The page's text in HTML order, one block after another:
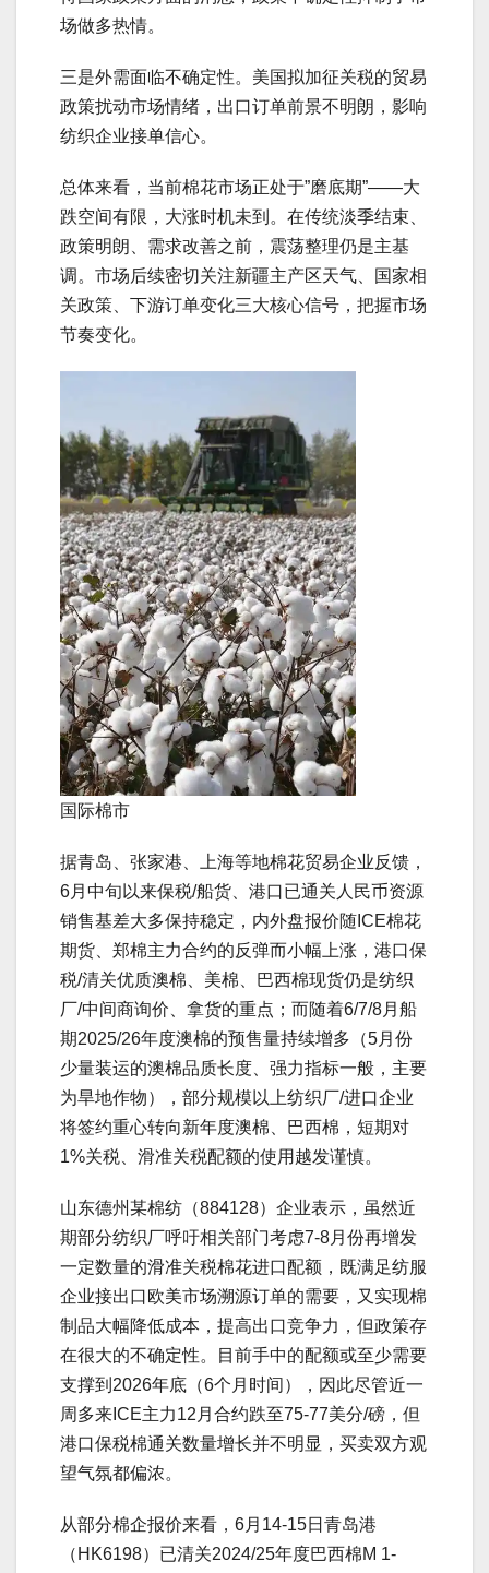
场做多热情。
三是外需面临不确定性。美国拟加征关税的贸易
政策扰动市场情绪，出口订单前景不明朗，影响
纺织企业接单信心。
总体来看，当前棉花市场正处于”磨底期”——大
跌空间有限，大涨时机未到。在传统淡季结束、
政策明朗、需求改善之前，震荡整理仍是主基
调。市场后续密切关注新疆主产区天气、国家相
关政策、下游订单变化三大核心信号，把握市场
节奏变化。
国际棉市
据青岛、张家港、上海等地棉花贸易企业反馈，
6月中旬以来保税/船货、港口已通关人民币资源
销售基差大多保持稳定，内外盘报价随ICE棉花
期货、郑棉主力合约的反弹而小幅上涨，港口保
税/清关优质澳棉、美棉、巴西棉现货仍是纺织
厂/中间商询价、拿货的重点；而随着6/7/8月船
期2025/26年度澳棉的预售量持续增多（5月份
少量装运的澳棉品质长度、强力指标一般，主要
为旱地作物），部分规模以上纺织厂/进口企业
将签约重心转向新年度澳棉、巴西棉，短期对
1%关税、滑准关税配额的使用越发谨慎。
山东德州某棉纺（884128）企业表示，虽然近
期部分纺织厂呼吁相关部门考虑7-8月份再增发
一定数量的滑准关税棉花进口配额，既满足纺服
企业接出口欧美市场溯源订单的需要，又实现棉
制品大幅降低成本，提高出口竞争力，但政策存
在很大的不确定性。目前手中的配额或至少需要
支撑到2026年底（6个月时间），因此尽管近一
周多来ICE主力12月合约跌至75-77美分/磅，但
港口保税棉通关数量增长并不明显，买卖双方观
望气氛都偏浓。
从部分棉企报价来看，6月14-15日青岛港
（HK6198）已清关2024/25年度巴西棉M 1-